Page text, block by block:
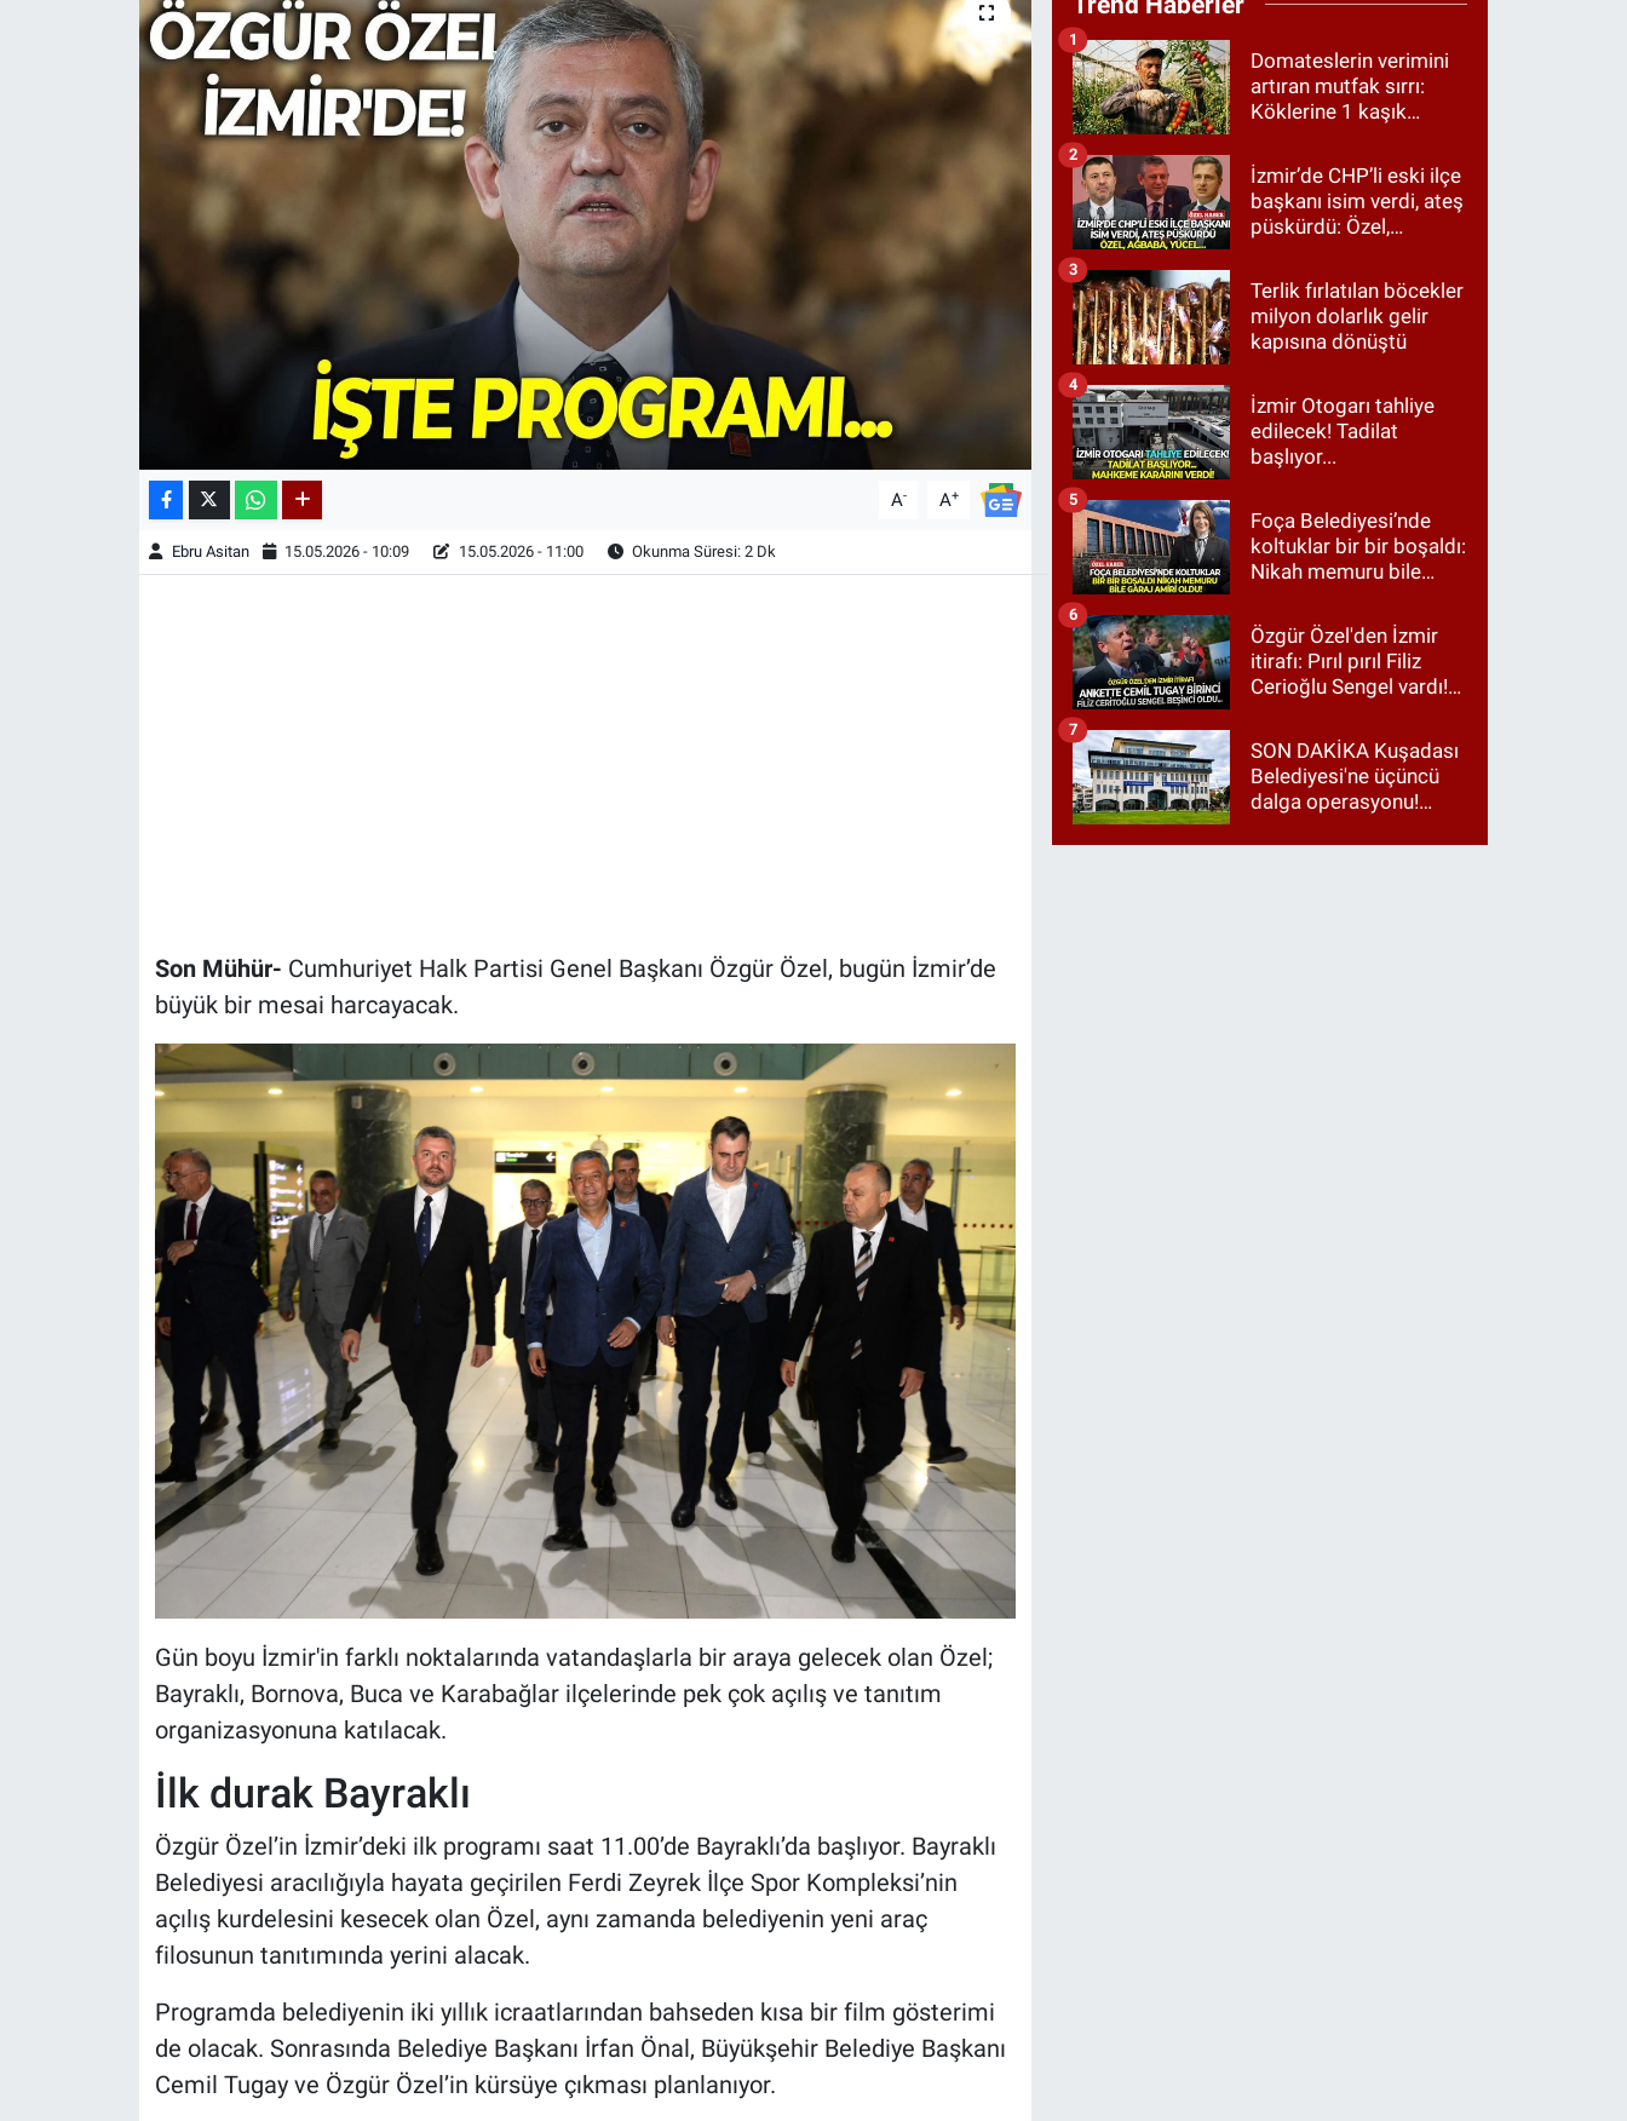
A- A+
Ebru Asitan 15.05.2026 - 10:09 15.05.2026 - 11:00 Okunma Süresi: 2 Dk
Son Mühür- Cumhuriyet Halk Partisi Genel Başkanı Özgür Özel, bugün İzmir’de
büyük bir mesai harcayacak.
Gün boyu İzmir'in farklı noktalarında vatandaşlarla bir araya gelecek olan Özel;
Bayraklı, Bornova, Buca ve Karabağlar ilçelerinde pek çok açılış ve tanıtım
organizasyonuna katılacak.
İlk durak Bayraklı
Özgür Özel’in İzmir’deki ilk programı saat 11.00’de Bayraklı’da başlıyor. Bayraklı
Belediyesi aracılığıyla hayata geçirilen Ferdi Zeyrek İlçe Spor Kompleksi’nin
açılış kurdelesini kesecek olan Özel, aynı zamanda belediyenin yeni araç
filosunun tanıtımında yerini alacak.
Programda belediyenin iki yıllık icraatlarından bahseden kısa bir film gösterimi
de olacak. Sonrasında Belediye Başkanı İrfan Önal, Büyükşehir Belediye Başkanı
Cemil Tugay ve Özgür Özel’in kürsüye çıkması planlanıyor.
Domateslerin verimini
artıran mutfak sırrı:
Köklerine 1 kaşık
1
İzmir’de CHP’li eski ilçe
başkanı isim verdi, ateş
püskürdü: Özel,
2
Terlik fırlatılan böcekler
milyon dolarlık gelir
kapısına dönüştü
3
İzmir Otogarı tahliye
edilecek! Tadilat
başlıyor...
4
Foça Belediyesi’nde
koltuklar bir bir boşaldı:
Nikah memuru bile
5
Özgür Özel'den İzmir
itirafı: Pırıl pırıl Filiz
Cerioğlu Sengel vardı!
Tugay birinci çıktı
6
SON DAKİKA Kuşadası
Belediyesi'ne üçüncü
dalga operasyonu!
7